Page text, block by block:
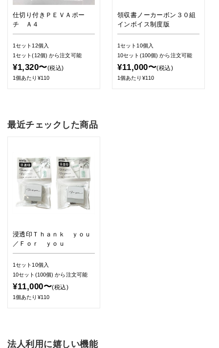
仕切り付きＰＥＶＡポー
チ Ａ４
1セット12個入
1セット(12個)から注文可能
¥1,320〜(税込)
1個あたり¥110
領収書ノーカーボン３０組
インボイス制度版
1セット10個入
10セット(100個)から注文可能
¥11,000〜(税込)
1個あたり¥110
最近チェックした商品
浸透印Ｔｈａｎｋ ｙｏｕ
／Ｆｏｒ ｙｏｕ
1セット10個入
10セット(100個)から注文可能
¥11,000〜(税込)
1個あたり¥110
法人利用に嬉しい機能